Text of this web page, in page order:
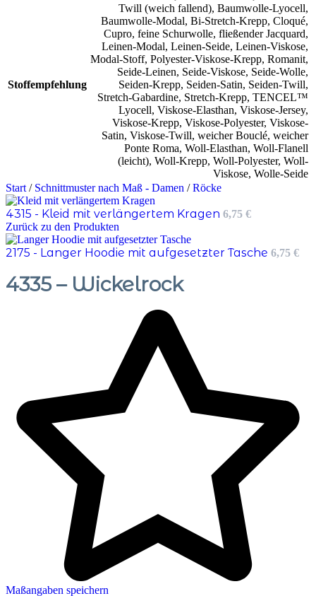
Stoffempfehlung
Twill (weich fallend), Baumwolle-Lyocell,
Baumwolle-Modal, Bi-Stretch-Krepp, Cloqué,
Cupro, feine Schurwolle, fließender Jacquard,
Leinen-Modal, Leinen-Seide, Leinen-Viskose,
Modal-Stoff, Polyester-Viskose-Krepp, Romanit,
Seide-Leinen, Seide-Viskose, Seide-Wolle,
Seiden-Krepp, Seiden-Satin, Seiden-Twill,
Stretch-Gabardine, Stretch-Krepp, TENCEL™
Lyocell, Viskose-Elasthan, Viskose-Jersey,
Viskose-Krepp, Viskose-Polyester, Viskose-
Satin, Viskose-Twill, weicher Bouclé, weicher
Ponte Roma, Woll-Elasthan, Woll-Flanell
(leicht), Woll-Krepp, Woll-Polyester, Woll-
Viskose, Wolle-Seide
Start/ Schnittmuster nach Maß - Damen / Röcke
4315 - Kleid mit verlängertem Kragen 6,75 €
Zurück zu den Produkten
2175 - Langer Hoodie mit aufgesetzter Tasche 6,75 €
4335 – Wickelrock
Maßangaben speichern